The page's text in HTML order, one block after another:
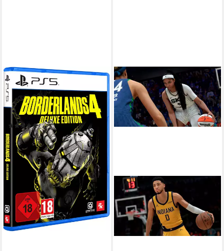
2K
Borderlands 4 Deluxe
PlayStation 5 Plattform
USK-Freigabe
2K Publisher
(3)
ab 44,99 €
in 6-7 Werktagen bei dir